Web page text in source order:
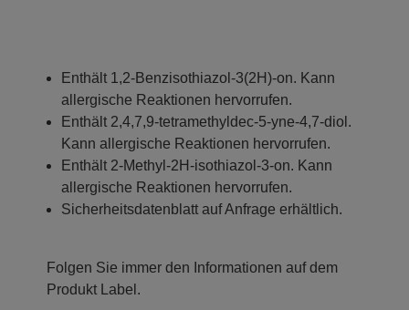
Enthält 1,2-Benzisothiazol-3(2H)-on. Kann
allergische Reaktionen hervorrufen.
Enthält 2,4,7,9-tetramethyldec-5-yne-4,7-diol.
Kann allergische Reaktionen hervorrufen.
Enthält 2-Methyl-2H-isothiazol-3-on. Kann
allergische Reaktionen hervorrufen.
Sicherheitsdatenblatt auf Anfrage erhältlich.
Folgen Sie immer den Informationen auf dem
Produkt Label.